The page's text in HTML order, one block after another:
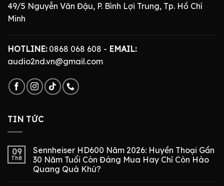
49/5 Nguyễn Văn Đậu, P. Bình Lợi Trung, Tp. Hồ Chí
Minh
HOTLINE:0868 068 608 - EMAIL:
audio2nd.vn@gmail.com
TIN TỨC
09
Th8
Sennheiser HD600 Năm 2026: Huyền Thoại Gần
30 Năm Tuổi Còn Đáng Mua Hay Chỉ Còn Hào
Quang Quá Khứ?